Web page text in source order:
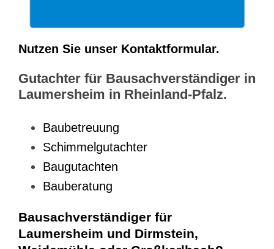
Nutzen Sie unser Kontaktformular.
Gutachter für Bausachverständiger in
Laumersheim in Rheinland-Pfalz.
Baubetreuung
Schimmelgutachter
Baugutachten
Bauberatung
Bausachverständiger für
Laumersheim und Dirmstein,